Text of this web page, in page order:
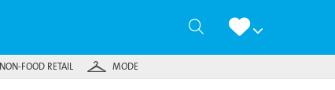
Zoeken
NON-FOOD RETAIL MODE